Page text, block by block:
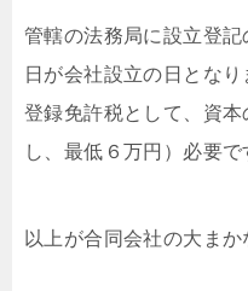
管轄の法務局に設立登
日が会社設立の日となり
登録免許税として、資
し、最低６万円）必要で
以上が合同会社の大まか